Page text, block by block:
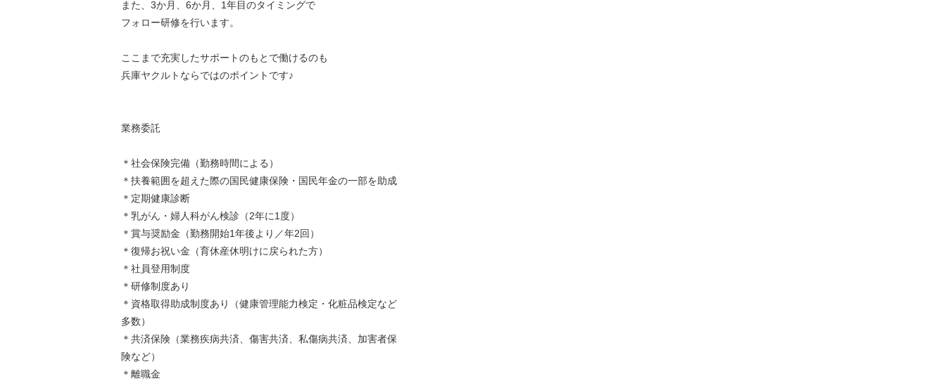
また、3か月、6か月、1年目のタイミングで
フォロー研修を行います。
ここまで充実したサポートのもとで働けるのも
兵庫ヤクルトならではのポイントです♪
業務委託
＊社会保険完備（勤務時間による）
＊扶養範囲を超えた際の国民健康保険・国民年金の一部を助成
＊定期健康診断
＊乳がん・婦人科がん検診（2年に1度）
＊賞与奨励金（勤務開始1年後より／年2回）
＊復帰お祝い金（育休産休明けに戻られた方）
＊社員登用制度
＊研修制度あり
＊資格取得助成制度あり（健康管理能力検定・化粧品検定など
多数）
＊共済保険（業務疾病共済、傷害共済、私傷病共済、加害者保
険など）
＊離職金